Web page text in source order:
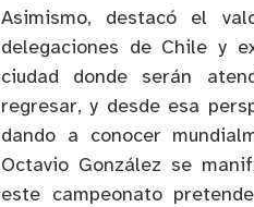
Asimismo, destacó el
delegaciones de Chile y
ciudad donde serán
regresar, y desde esa
dando a conocer
Octavio González se
este campeonato